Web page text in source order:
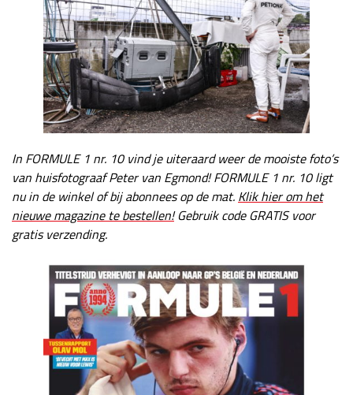
In FORMULE 1 nr. 10 vind je uiteraard weer de mooiste foto’s
van huisfotograaf Peter van Egmond!FORMULE 1 nr. 10 ligt
nu in de winkel of bij abonnees op de mat. Klik hier om het
nieuwe magazine te bestellen!Gebruik code GRATIS voor
gratis verzending.